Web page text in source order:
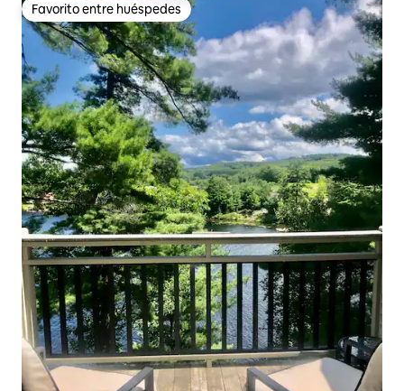
Favorito entre huéspedes
Favorito entre huéspedes